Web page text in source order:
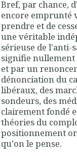
Bref, par chance,
encore emprunté
prendre et de
une véritable
sérieuse de l'anti-
signifie nullement
et par un
dénonciation du
libéraux, des
sondeurs, des
clairement fondé
théories du
positionnement
qu'on le pense.